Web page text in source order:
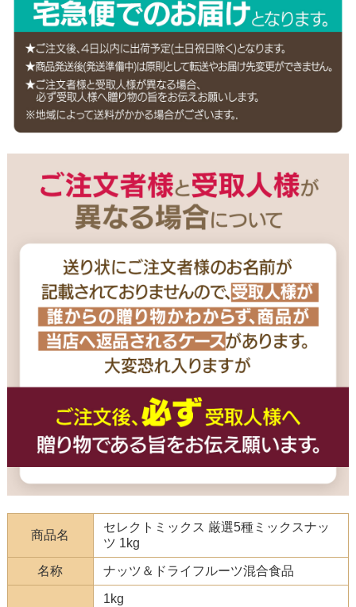
商品名
セレクトミックス 厳選5種ミックスナッ
ツ 1kg
名称 ナッツ＆ドライフルーツ混合食品
1kg